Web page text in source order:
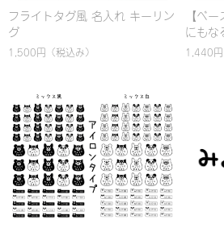
フライトタグ風 名入れ キーリン
グ
1,500円 （税込み）
【ベ
にもな
(太)】
1,440円